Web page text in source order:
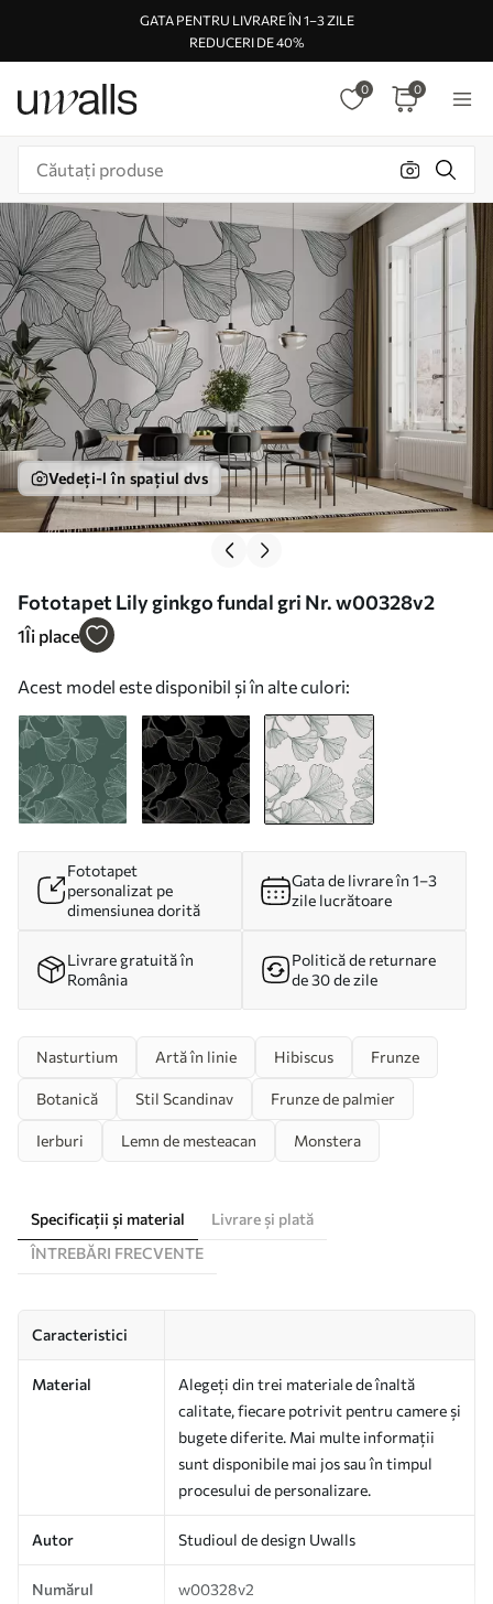
GATA PENTRU LIVRARE ÎN 1–3 ZILE
REDUCERI DE 40%
0 0
Vedeți-l în spațiul dvs
Fototapet Lily ginkgo fundal gri Nr. w00328v2
1Îi place
Acest model este disponibil și în alte culori:
Fototapet
personalizat pe
dimensiunea dorită
Gata de livrare în 1–3
zile lucrătoare
Livrare gratuită în
România
Politică de returnare
de 30 de zile
Nasturtium Artă în linie Hibiscus Frunze
Botanică Stil Scandinav Frunze de palmier
Ierburi Lemn de mesteacan Monstera
Specificații și material
Livrare și plată
ÎNTREBĂRI FRECVENTE
Caracteristici
Material
Alegeți din trei materiale de înaltă
calitate, fiecare potrivit pentru camere și
bugete diferite. Mai multe informații
sunt disponibile mai jos sau în timpul
procesului de personalizare.
Autor Studioul de design Uwalls
Numărul
w00328v2